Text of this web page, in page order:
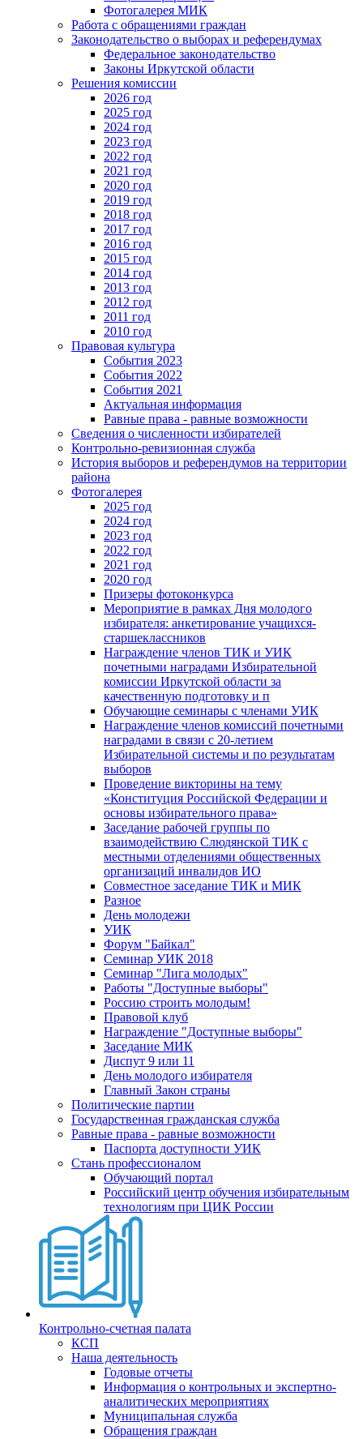
Фотогалерея МИК
Работа с обращениями граждан
Законодательство о выборах и референдумах
Федеральное законодательство
Законы Иркутской области
Решения комиссии
2026 год
2025 год
2024 год
2023 год
2022 год
2021 год
2020 год
2019 год
2018 год
2017 год
2016 год
2015 год
2014 год
2013 год
2012 год
2011 год
2010 год
Правовая культура
События 2023
События 2022
События 2021
Актуальная информация
Равные права - равные возможности
Сведения о численности избирателей
Контрольно-ревизионная служба
История выборов и референдумов на территории
района
Фотогалерея
2025 год
2024 год
2023 год
2022 год
2021 год
2020 год
Призеры фотоконкурса
Мероприятие в рамках Дня молодого
избирателя: анкетирование учащихся-
старшеклассников
Награждение членов ТИК и УИК
почетными наградами Избирательной
комиссии Иркутской области за
качественную подготовку и п
Обучающие семинары с членами УИК
Награждение членов комиссий почетными
наградами в связи с 20-летием
Избирательной системы и по результатам
выборов
Проведение викторины на тему
«Конституция Российской Федерации и
основы избирательного права»
Заседание рабочей группы по
взаимодействию Слюдянской ТИК с
местными отделениями общественных
организаций инвалидов ИО
Совместное заседание ТИК и МИК
Разное
День молодежи
УИК
Форум "Байкал"
Семинар УИК 2018
Семинар "Лига молодых"
Работы "Доступные выборы"
Россию строить молодым!
Правовой клуб
Награждение "Доступные выборы"
Заседание МИК
Диспут 9 или 11
День молодого избирателя
Главный Закон страны
Политические партии
Государственная гражданская служба
Равные права - равные возможности
Паспорта доступности УИК
Стань профессионалом
Обучающий портал
Российский центр обучения избирательным
технологиям при ЦИК России
Контрольно-счетная палата
КСП
Наша деятельность
Годовые отчеты
Информация о контрольных и экспертно-
аналитических мероприятиях
Муниципальная служба
Обращения граждан